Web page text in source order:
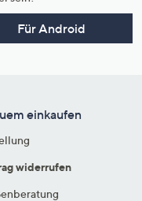
Für Android
einkaufen
widerrufen